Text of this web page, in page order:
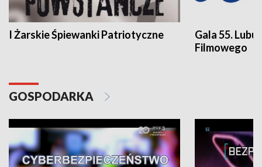
I Żarskie Śpiewanki Patriotyczne
Gala 55.
Filmowego
GOSPODARKA